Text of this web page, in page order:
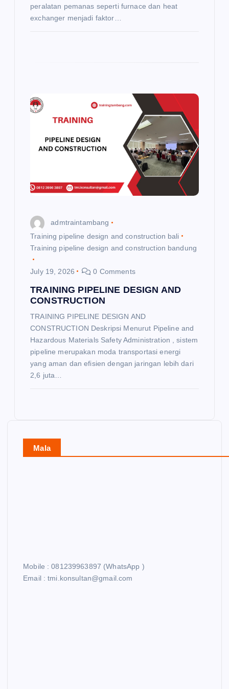
peralatan pemanas seperti furnace dan heat
exchanger menjadi faktor…
admtraintambang
Training pipeline design and construction bali
Training pipeline design and construction bandung
July 19, 2026 0 Comments
TRAINING PIPELINE DESIGN AND
CONSTRUCTION
TRAINING PIPELINE DESIGN AND
CONSTRUCTION Deskripsi Menurut Pipeline and
Hazardous Materials Safety Administration , sistem
pipeline merupakan moda transportasi energi
yang aman dan efisien dengan jaringan lebih dari
2,6 juta…
Mala
Mobile : 081239963897 (WhatsApp )
Email : tmi.konsultan@gmail.com